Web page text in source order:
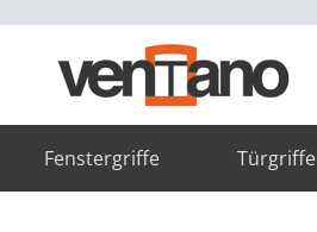
Fenstergriffe Türgriffe